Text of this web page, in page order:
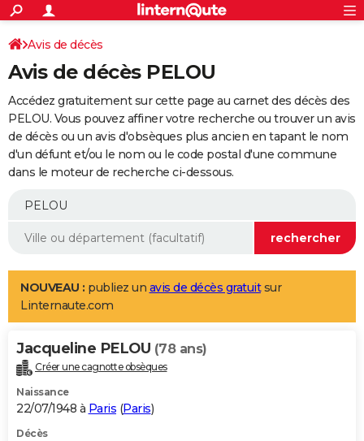
ACTUALITÉS
Politique
Société
Faits Divers
Education
Monde
Villes
+
SPORT
Coupe du monde 2026
Football
Tennis
Cyclisme
Rugby
Forum
Programme TV
TNT
Streaming
Cinéma
Sorties cinéma
Musique
+
FINANCE
Retraite
Impôts
Epargne
Immobilier
Risques naturels par ville
Banque
Assurance
Crédit
AUTO
Essais
Réserver un essai
Citadines
Berlines
SUV
Forum auto
+
Mobiles
Meilleur smartphone
Internet
Ordinateurs
Jeux vidéo
Guide high-tech
Aménagement intérieur
LIFESTYLE
Art de vivre
Bien-être
Loisirs
Mode
Modes de vie
Alimentation
Guide de la santé
Maladies
Médicaments
Sommeil
VOYAGE
Destinations
City break
Voyage nature
Voyage de noces
Forum
Climat
+PHOTO
GUIDES D'ACHAT
Avis de décès
Avis de décès PELOU
Accédez gratuitement sur cette page au carnet des décès des
PELOU. Vous pouvez affiner votre recherche ou trouver un avis
de décès ou un avis d'obsèques plus ancien en tapant le nom
d'un défunt et/ou le nom ou le code postal d'une commune
dans le moteur de recherche ci-dessous.
NOUVEAU : publiez un avis de décès gratuitsur
Linternaute.com
Jacqueline PELOU (78 ans)
Créer une cagnotte obsèques
Naissance
22/07/1948 à Paris (Paris)
Décès